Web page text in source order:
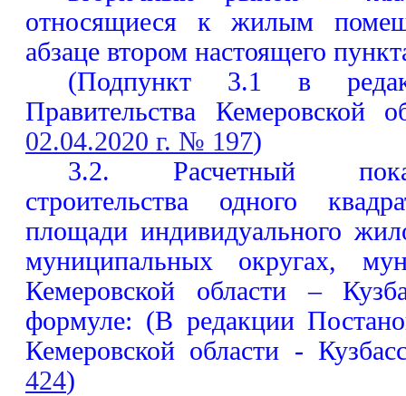
относящиеся к жилым
абзаце втором настоящего
(Подпункт 3.1 в
Правительства Кемеровской
02.04.2020 г. № 197)
3.2. Расчетный
строительства одного
площади индивидуального
муниципальных округах,
Кемеровской области –
формуле: (В редакции
Кемеровской области -
424)